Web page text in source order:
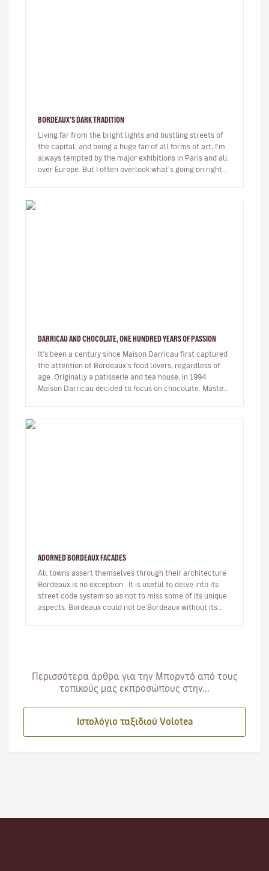
BORDEAUX'S DARK TRADITION
Living far from the bright lights and bustling streets of
the capital, and being a huge fan of all forms of art, I'm
always tempted by the major exhibitions in Paris and all
over Europe. But I often overlook what's going on right…
DARRICAU AND CHOCOLATE, ONE HUNDRED YEARS OF PASSION
It's been a century since Maison Darricau first captured
the attention of Bordeaux's food lovers, regardless of
age. Originally a patisserie and tea house, in 1994
Maison Darricau decided to focus on chocolate. Master
ADORNED BORDEAUX FACADES
All towns assert themselves through their architecture
Bordeaux is no exception. It is useful to delve into its
street code system so as not to miss some of its unique
aspects. Bordeaux could not be Bordeaux without its
Περισσότερα άρθρα για την Μπορντό από τους
τοπικούς μας εκπροσώπους στην...
Ιστολόγιο ταξιδιού Volotea